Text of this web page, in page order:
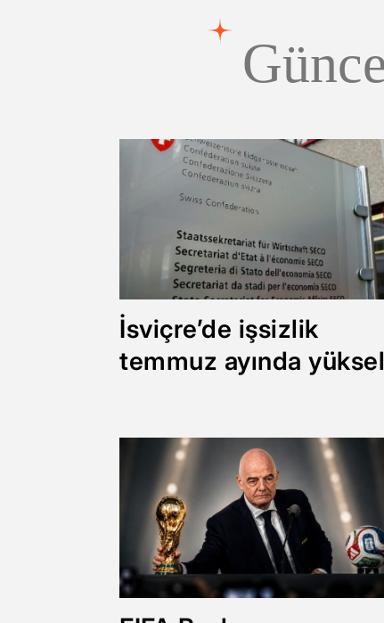
İsviçre’de işsizlik
temmuz ayında